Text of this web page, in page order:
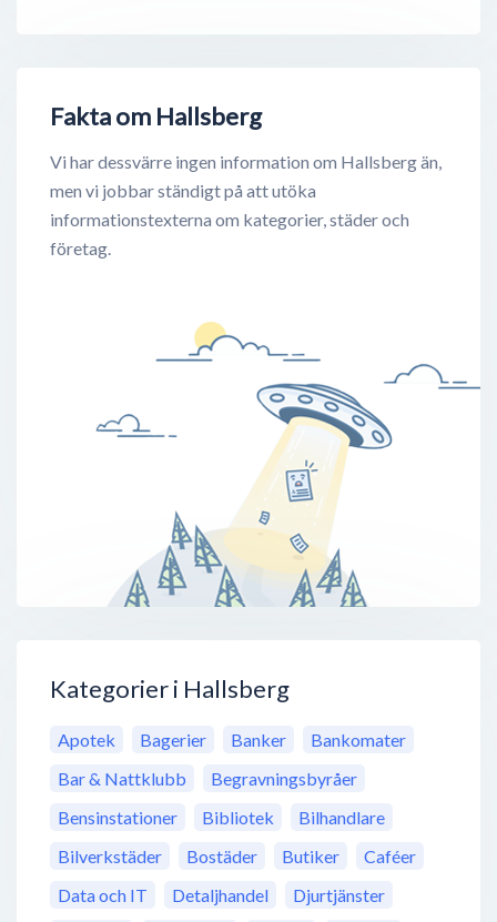
Fakta om Hallsberg
Vi har dessvärre ingen information om Hallsberg än,
men vi jobbar ständigt på att utöka
informationstexterna om kategorier, städer och
företag.
Kategorier i Hallsberg
Apotek Bagerier Banker
Bankomater
Bar & Nattklubb
Begravningsbyråer
Bensinstationer
Bibliotek
Bilhandlare
Bilverkstäder
Bostäder Butiker
Caféer
Data och IT
Detaljhandel
Djurtjänster